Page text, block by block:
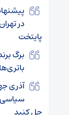
پایتخت
آذری
سیاسی
حل کنید